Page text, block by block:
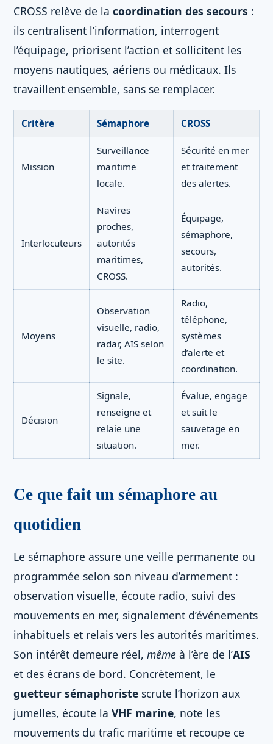
CROSS relève de la coordination des secours :
ils centralisent l’information, interrogent
l’équipage, priorisent l’action et sollicitent les
moyens nautiques, aériens ou médicaux. Ils
travaillent ensemble, sans se remplacer.
Critère Sémaphore CROSS
Mission
Surveillance
maritime
locale.
Sécurité en mer
et traitement
des alertes.
Interlocuteurs
Navires
proches,
autorités
maritimes,
CROSS.
Équipage,
sémaphore,
secours,
autorités.
Moyens
Observation
visuelle, radio,
radar, AIS selon
le site.
Radio,
téléphone,
systèmes
d’alerte et
coordination.
Décision
Signale,
renseigne et
relaie une
situation.
Évalue, engage
et suit le
sauvetage en
mer.
Ce que fait un sémaphore au
quotidien
Le sémaphore assure une veille permanente ou
programmée selon son niveau d’armement :
observation visuelle, écoute radio, suivi des
mouvements en mer, signalement d’événements
inhabituels et relais vers les autorités maritimes.
Son intérêt demeure réel, même à l’ère de l’AIS
et des écrans de bord. Concrètement, le
guetteur sémaphoriste scrute l’horizon aux
jumelles, écoute la VHF marine, note les
mouvements du trafic maritime et recoupe ce